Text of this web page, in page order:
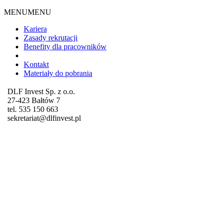
MENUMENU
Kariera
Zasady rekrutacji
Benefity dla pracowników
Kontakt
Materiały do pobrania
DLF Invest Sp. z o.o.
27-423 Bałtów 7
tel. 535 150 663
sekretariat@dlfinvest.pl